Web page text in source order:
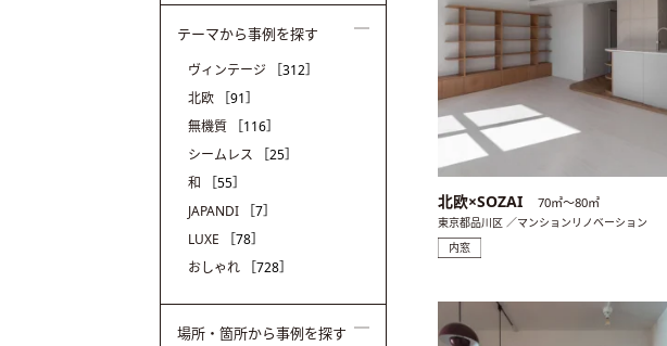
北欧×SOZAI 70㎡〜80㎡
東京都品川区 ／マンションリノベーション
内窓
テーマから事例を探す
ヴィンテージ
［312］
北欧
［91］
無機質
［116］
シームレス
［25］
和
［55］
JAPANDI
［7］
LUXE
［78］
おしゃれ
［728］
場所・箇所から事例を探す